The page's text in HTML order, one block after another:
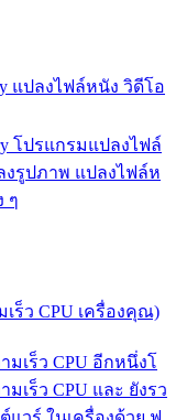
แปลงไฟล์หนัง วิดีโอ
โปรแกรมแปลงไฟล์
งรูปภาพ แปลงไฟล์ห
ๆ
ร็ว CPU เครื่องคุณ)
เร็ว CPU อีกหนึ่งโ
เร็ว CPU และ ยังรว